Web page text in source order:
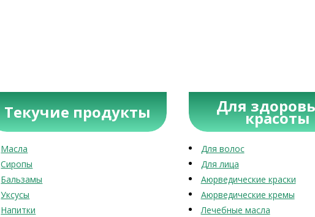
Текучие продукты
Масла
Сиропы
Бальзамы
Уксусы
Напитки
Для
красоты
Для волос
Для лица
Аюрведические краски
Аюрведические кремы
Лечебные масла